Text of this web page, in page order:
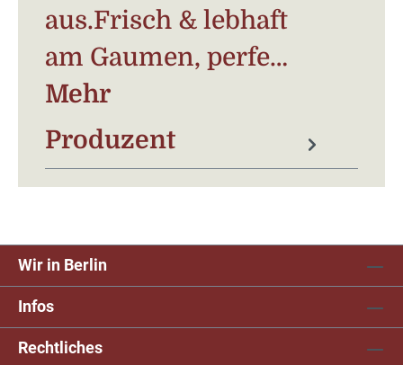
aus.Frisch & lebhaft
am Gaumen, perfe…
Mehr
Produzent
Wir in Berlin
Infos
Rechtliches